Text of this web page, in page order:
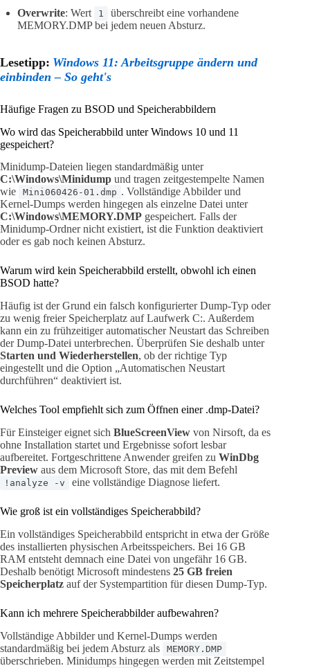
Overwrite: Wert 1
überschreibt eine vorhandene
MEMORY.DMP bei jedem neuen Absturz.
Lesetipp: Windows 11: Arbeitsgruppe ändern und
einbinden – So geht's
Häufige Fragen zu BSOD und Speicherabbildern
Wo wird das Speicherabbild unter Windows 10 und 11
gespeichert?
Minidump-Dateien liegen standardmäßig unter
C:\Windows\Minidump und tragen zeitgestempelte Namen
wie
Mini060426-01.dmp . Vollständige Abbilder und
Kernel-Dumps werden hingegen als einzelne Datei unter
C:\Windows\MEMORY.DMP gespeichert. Falls der
Minidump-Ordner nicht existiert, ist die Funktion deaktiviert
oder es gab noch keinen Absturz.
Warum wird kein Speicherabbild erstellt, obwohl ich einen
BSOD hatte?
Häufig ist der Grund ein falsch konfigurierter Dump-Typ oder
zu wenig freier Speicherplatz auf Laufwerk C:. Außerdem
kann ein zu frühzeitiger automatischer Neustart das Schreiben
der Dump-Datei unterbrechen. Überprüfen Sie deshalb unter
Starten und Wiederherstellen, ob der richtige Typ
eingestellt und die Option „Automatischen Neustart
durchführen“ deaktiviert ist.
Welches Tool empfiehlt sich zum Öffnen einer .dmp-Datei?
Für Einsteiger eignet sich BlueScreenView von Nirsoft, da es
ohne Installation startet und Ergebnisse sofort lesbar
aufbereitet. Fortgeschrittene Anwender greifen zu WinDbg
Preview aus dem Microsoft Store, das mit dem Befehl
!analyze -v eine vollständige Diagnose liefert.
Wie groß ist ein vollständiges Speicherabbild?
Ein vollständiges Speicherabbild entspricht in etwa der Größe
des installierten physischen Arbeitsspeichers. Bei 16 GB
RAM entsteht demnach eine Datei von ungefähr 16 GB.
Deshalb benötigt Microsoft mindestens 25 GB freien
Speicherplatz auf der Systempartition für diesen Dump-Typ.
Kann ich mehrere Speicherabbilder aufbewahren?
Vollständige Abbilder und Kernel-Dumps werden
standardmäßig bei jedem Absturz als
MEMORY.DMP
überschrieben. Minidumps hingegen werden mit Zeitstempel